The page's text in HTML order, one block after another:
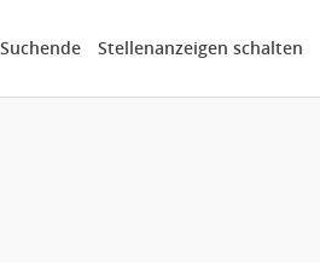
Stellenanzeigen schalten